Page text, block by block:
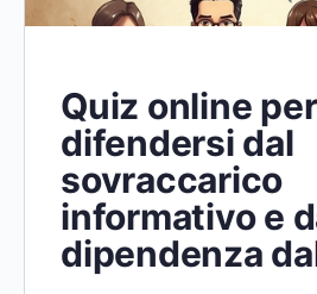
Quiz online per
difendersi dal
sovraccarico
informativo e
dipendenza